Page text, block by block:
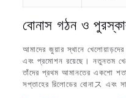
বোনাস গঠন ও
আমাদের জুয়ার স্থানে খেলোয়াড়দের
এবং প্রমোশন রয়েছে। নতুনতম
তাঁদের প্রথম আমানতের একশো
সপ্তাহের রিলোডের বোনাス এবং